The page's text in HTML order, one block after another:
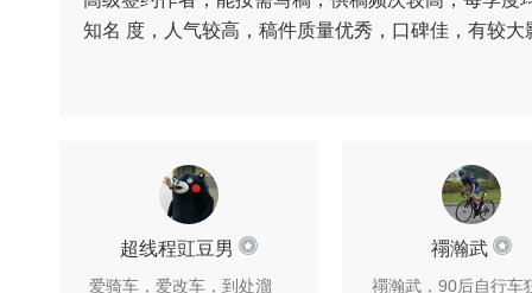
知名 度，人气较高，稿件质量优秀，口碑佳，有较大
超线程豇豆男
爱骑车，爱改车，到处溜
禤瀚武
禤瀚武，90后自行车